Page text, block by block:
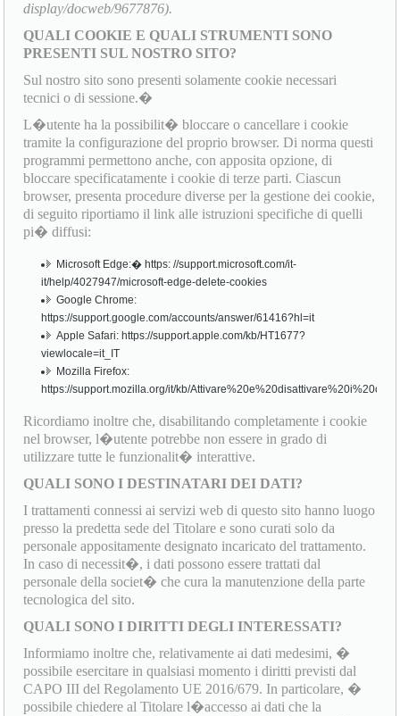
display/docweb/9677876).
QUALI COOKIE E QUALI STRUMENTI SONO
PRESENTI SUL NOSTRO SITO?
Sul nostro sito sono presenti solamente cookie necessari
tecnici o di sessione.�
L�utente ha la possibilit� bloccare o cancellare i cookie
tramite la configurazione del proprio browser. Di norma questi
programmi permettono anche, con apposita opzione, di
bloccare specificatamente i cookie di terze parti. Ciascun
browser, presenta procedure diverse per la gestione dei cookie,
di seguito riportiamo il link alle istruzioni specifiche di quelli
pi� diffusi:
Microsoft Edge:� https: //support.microsoft.com/it-
it/help/4027947/microsoft-edge-delete-cookies
Google Chrome:
https://support.google.com/accounts/answer/61416?hl=it
Apple Safari: https://support.apple.com/kb/HT1677?
viewlocale=it_IT
Mozilla Firefox:
https://support.mozilla.org/it/kb/
Ricordiamo inoltre che, disabilitando completamente i cookie
nel browser, l�utente potrebbe non essere in grado di
utilizzare tutte le funzionalit� interattive.
QUALI SONO I DESTINATARI DEI DATI?
I trattamenti connessi ai servizi web di questo sito hanno luogo
presso la predetta sede del Titolare e sono curati solo da
personale appositamente designato incaricato del trattamento.
In caso di necessit�, i dati possono essere trattati dal
personale della societ� che cura la manutenzione della parte
tecnologica del sito.
QUALI SONO I DIRITTI DEGLI INTERESSATI?
Informiamo inoltre che, relativamente ai dati medesimi, �
possibile esercitare in qualsiasi momento i diritti previsti dal
CAPO III del Regolamento UE 2016/679. In particolare, �
possibile chiedere al Titolare l�accesso ai dati che la